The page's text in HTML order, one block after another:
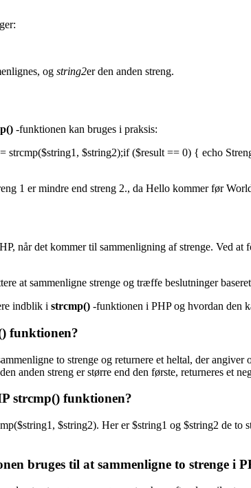
og string2er den anden streng.
-funktionen kan bruges i praksis:
$string2);if ($result == 0) { echo
1 er mindre end streng 2., da Hello kommer før
når det kommer til sammenligning af strenge. Ved
at sammenligne strenge og træffe beslutninger
indblik i strcmp() -funktionen i PHP og hvordan den
funktionen?
to strenge og returnere et heltal, der
anden streng er større end den første, returneres et
strcmp() funktionen?
$string2). Her er $string1 og $string2 de to
bruges til at sammenligne to strenge i